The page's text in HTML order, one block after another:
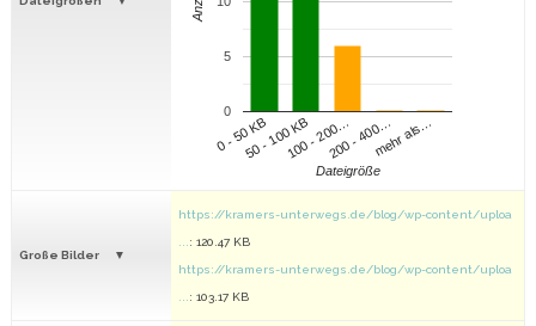
0 - 50 KB50 - 100 KB100 - 200…200 - 400…mehr als…
0
5
Dateigröße
Große Bilder
https://kramers-unterwegs.de/blog/wp-content/uploa
: 120.47 KB
https://kramers-unterwegs.de/blog/wp-content/uploa
: 103.17 KB